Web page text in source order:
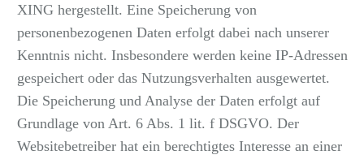
XING hergestellt. Eine Speicherung von
personenbezogenen Daten erfolgt dabei nach unserer
Kenntnis nicht. Insbesondere werden keine IP-Adressen
gespeichert oder das Nutzungsverhalten ausgewertet.
Die Speicherung und Analyse der Daten erfolgt auf
Grundlage von Art. 6 Abs. 1 lit. f DSGVO. Der
Websitebetreiber hat ein berechtigtes Interesse an einer